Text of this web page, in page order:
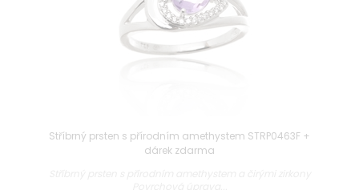
Stříbrný prsten s přírodním amethystem STRP0463F +
dárek zdarma